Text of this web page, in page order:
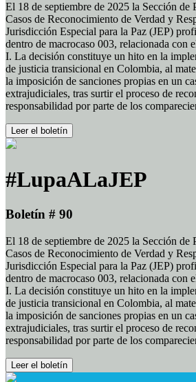
El 18 de septiembre de 2025 la Sección de
Casos de Reconocimiento de Verdad y
Jurisdicción Especial para la Paz (JEP)
dentro de macrocaso 003, relacionada con
I. La decisión constituye un hito en la
de justicia transicional en Colombia, al
la imposición de sanciones propias en un
extrajudiciales, tras surtir el proceso de
responsabilidad por parte de los
Leer el boletín
#LupaALaJEP
Boletín # 90
El 18 de septiembre de 2025 la Sección de
Casos de Reconocimiento de Verdad y
Jurisdicción Especial para la Paz (JEP)
dentro de macrocaso 003, relacionada con
I. La decisión constituye un hito en la
de justicia transicional en Colombia, al
la imposición de sanciones propias en un
extrajudiciales, tras surtir el proceso de
responsabilidad por parte de los
Leer el boletín